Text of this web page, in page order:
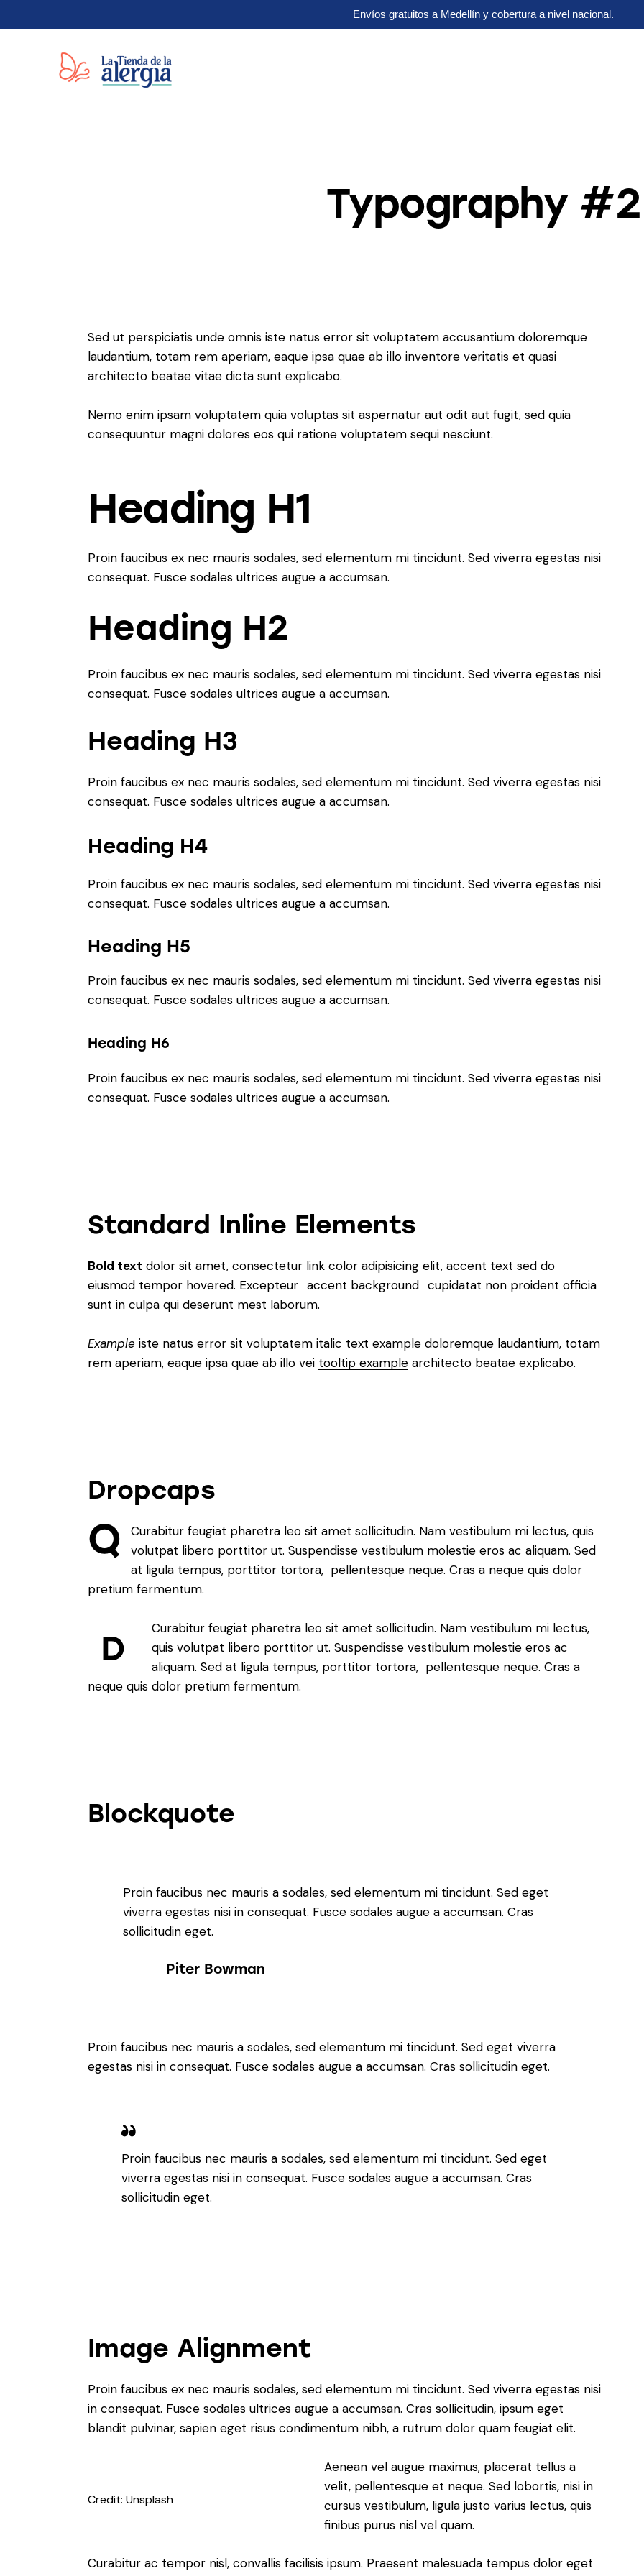
Envíos gratuitos a Medellín y cobertura a nivel nacional.
Typography #2
Sed ut perspiciatis unde omnis iste natus error sit voluptatem accusantium doloremque
laudantium, totam rem aperiam, eaque ipsa quae ab illo inventore veritatis et quasi
architecto beatae vitae dicta sunt explicabo.
Nemo enim ipsam voluptatem quia voluptas sit aspernatur aut odit aut fugit, sed quia
consequuntur magni dolores eos qui ratione voluptatem sequi nesciunt.
Heading H1
Proin faucibus ex nec mauris sodales, sed elementum mi tincidunt. Sed viverra egestas nisi
consequat. Fusce sodales ultrices augue a accumsan.
Heading H2
Proin faucibus ex nec mauris sodales, sed elementum mi tincidunt. Sed viverra egestas nisi
consequat. Fusce sodales ultrices augue a accumsan.
Heading H3
Proin faucibus ex nec mauris sodales, sed elementum mi tincidunt. Sed viverra egestas nisi
consequat. Fusce sodales ultrices augue a accumsan.
Heading H4
Proin faucibus ex nec mauris sodales, sed elementum mi tincidunt. Sed viverra egestas nisi
consequat. Fusce sodales ultrices augue a accumsan.
Heading H5
Proin faucibus ex nec mauris sodales, sed elementum mi tincidunt. Sed viverra egestas nisi
consequat. Fusce sodales ultrices augue a accumsan.
Heading H6
Proin faucibus ex nec mauris sodales, sed elementum mi tincidunt. Sed viverra egestas nisi
consequat. Fusce sodales ultrices augue a accumsan.
Standard Inline Elements
Bold text dolor sit amet, consectetur link color adipisicing elit, accent text sed do
eiusmod tempor hovered. Excepteur accent background cupidatat non proident officia
sunt in culpa qui deserunt mest laborum.
Example iste natus error sit voluptatem italic text example doloremque laudantium, totam
rem aperiam, eaque ipsa quae ab illo vei tooltip example architecto beatae explicabo.
Dropcaps
Q
Curabitur feugiat pharetra leo sit amet sollicitudin. Nam vestibulum mi lectus, quis
volutpat libero porttitor ut. Suspendisse vestibulum molestie eros ac aliquam. Sed
at ligula tempus, porttitor tortora, pellentesque neque. Cras a neque quis dolor
pretium fermentum.
D
Curabitur feugiat pharetra leo sit amet sollicitudin. Nam vestibulum mi lectus,
quis volutpat libero porttitor ut. Suspendisse vestibulum molestie eros ac
aliquam. Sed at ligula tempus, porttitor tortora, pellentesque neque. Cras a
neque quis dolor pretium fermentum.
Blockquote
Proin faucibus nec mauris a sodales, sed elementum mi tincidunt. Sed eget
viverra egestas nisi in consequat. Fusce sodales augue a accumsan. Cras
sollicitudin eget.
Piter Bowman
Proin faucibus nec mauris a sodales, sed elementum mi tincidunt. Sed eget viverra
egestas nisi in consequat. Fusce sodales augue a accumsan. Cras sollicitudin eget.
Proin faucibus nec mauris a sodales, sed elementum mi tincidunt. Sed eget
viverra egestas nisi in consequat. Fusce sodales augue a accumsan. Cras
sollicitudin eget.
Image Alignment
Proin faucibus ex nec mauris sodales, sed elementum mi tincidunt. Sed viverra egestas nisi
in consequat. Fusce sodales ultrices augue a accumsan. Cras sollicitudin, ipsum eget
blandit pulvinar, sapien eget risus condimentum nibh, a rutrum dolor quam feugiat elit.
Credit: Unsplash
Aenean vel augue maximus, placerat tellus a
velit, pellentesque et neque. Sed lobortis, nisi in
cursus vestibulum, ligula justo varius lectus, quis
finibus purus nisl vel quam.
Curabitur ac tempor nisl, convallis facilisis ipsum. Praesent malesuada tempus dolor eget